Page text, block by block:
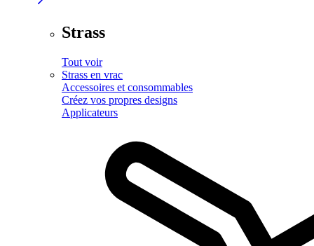
Strass
Tout voir
Strass en vrac
Accessoires et consommables
Créez vos propres designs
Applicateurs